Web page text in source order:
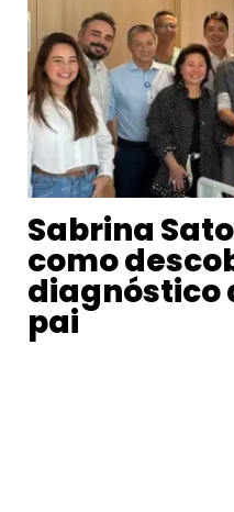
Sabrina
como
diagnóstico
pai